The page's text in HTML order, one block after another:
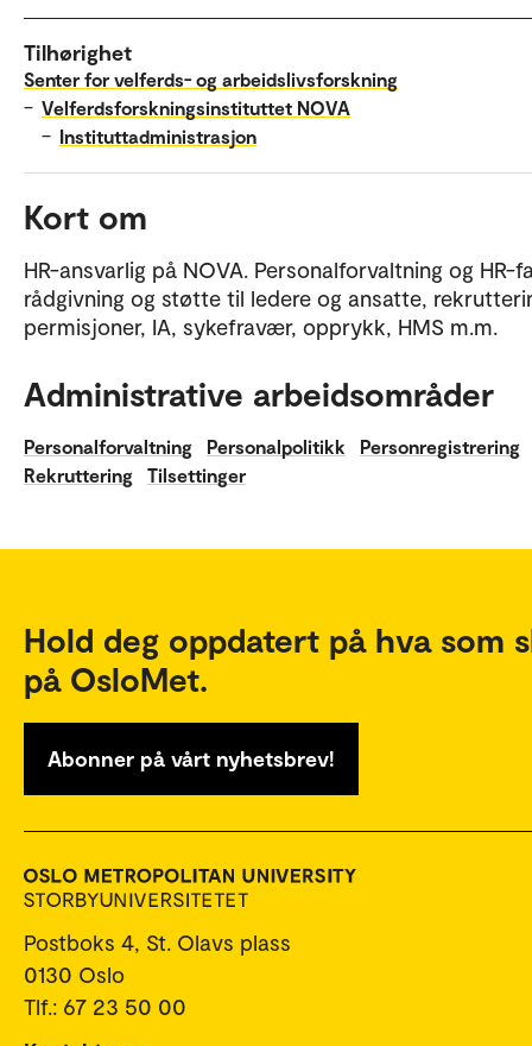
Tilhørighet
Senter for velferds- og arbeidslivsforskning
– Velferdsforskningsinstituttet NOVA
– Instituttadministrasjon
Kort om
HR-ansvarlig på NOVA. Personalforvaltning og HR-
rådgivning og støtte til ledere og ansatte,
permisjoner, IA, sykefravær, opprykk, HMS m.m.
Administrative arbeidsområder
Personalforvaltning Personalpolitikk
Personregistrering
Rekruttering
Tilsettinger
Hold deg oppdatert på hva som
på OsloMet.
Abonner på vårt nyhetsbrev!
Postboks 4, St. Olavs plass
0130 Oslo
Tlf.: 67 23 50 00